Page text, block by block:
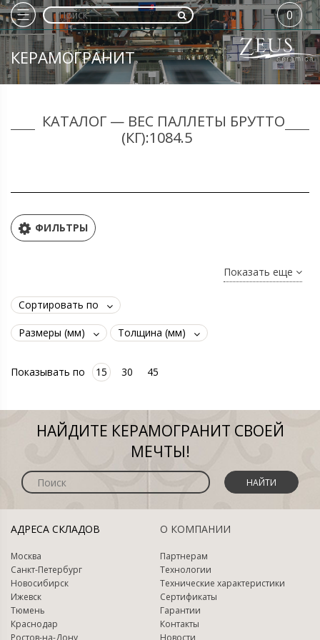
КЕРАМОГРАНИТ
0
КАТАЛОГ — ВЕС ПАЛЛЕТЫ БРУТТО
(КГ):1084.5
ФИЛЬТРЫ
Показать еще
Сортировать по
Размеры (мм) Толщина (мм)
Показывать по 15 30 45
НАЙДИТЕ КЕРАМОГРАНИТ СВОЕЙ
МЕЧТЫ!
НАЙТИ
АДРЕСА СКЛАДОВ
Москва
Санкт-Петербург
Новосибирск
Ижевск
Тюмень
Краснодар
Ростов-на-Дону
О КОМПАНИИ
Партнерам
Технологии
Технические характеристики
Сертификаты
Гарантии
Контакты
Новости